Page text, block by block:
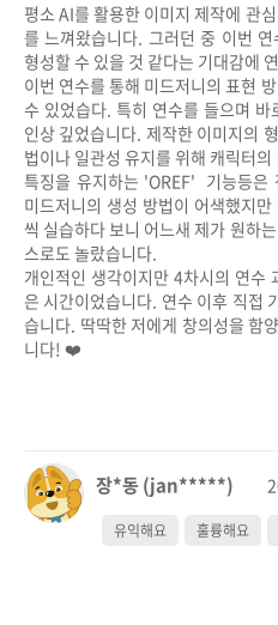
평소 AI를 활용한 이미지 제작에 관
를 느껴왔습니다. 그러던 중 이번
형성할 수 있을 것 같다는 기대감에
이번 연수를 통해 미드저니의 표현
수 있었습다. 특히 연수를 들으며
인상 깊었습니다. 제작한 이미지의
법이나 일관성 유지를 위해 캐릭터
특징을 유지하는 'OREF'  기능등은
미드저니의 생성 방법이 어색했지
씩 실습하다 보니 어느새 제가 원하
스로도 놀랐습니다.
개인적인 생각이지만 4차시의 연수
은 시간이었습니다. 연수 이후 직접
습니다. 딱딱한 저에게 창의성을 함
니다! ❤️
장*동 (jan*****)
유익해요 훌륭해요